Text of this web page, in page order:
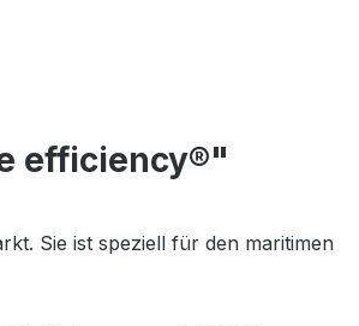
efficiency®"
Sie ist speziell für den maritimen